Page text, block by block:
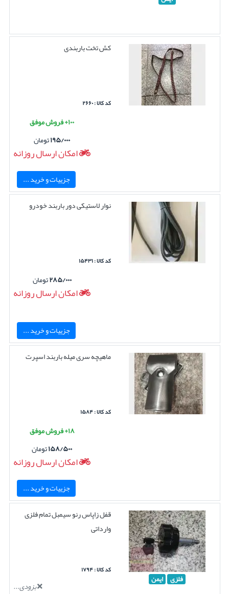
کش تخت باربندی
کد کالا : ۲۶۶۰
۱۰۰+ فروش موفق
۱۹۵/۰۰۰تومان
امکان ارسال روزانه
جزییات و خرید ...
نوار لاستیکی دور باربند خودرو
کد کالا : ۱۵۴۳۱
۲۸۵/۰۰۰تومان
امکان ارسال روزانه
جزییات و خرید ...
ماهیچه سری میله باربند اسپرت
کد کالا : ۱۵۸۴
۱۸+ فروش موفق
۱۵۸/۵۰۰تومان
امکان ارسال روزانه
جزییات و خرید ...
فلزی ایمن
قفل زاپاس رنو سیمبل تمام فلزی
وارداتی
کد کالا : ۱۷۹۴
بزودی...